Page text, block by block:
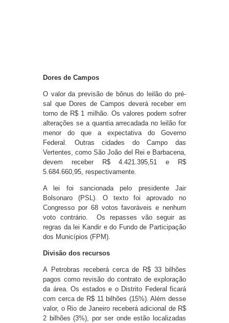
Dores de Campos
O valor da previsão de bônus do leilão do pré-
sal que Dores de Campos deverá receber em
torno de R$ 1 milhão. Os valores podem sofrer
alterações se a quantia arrecadada no leilão for
menor do que a expectativa do Governo
Federal. Outras cidades do Campo das
Vertentes, como São João del Rei e Barbacena,
devem receber R$ 4.421.395,51 e R$
5.684.660,95, respectivamente.
A lei foi sancionada pelo presidente Jair
Bolsonaro (PSL). O texto foi aprovado no
Congresso por 68 votos favoráveis e nenhum
voto contrário. Os repasses vão seguir as
regras da lei Kandir e do Fundo de Participação
dos Municípios (FPM).
Divisão dos recursos
A Petrobras receberá cerca de R$ 33 bilhões
pagos como revisão do contrato de exploração
da área. Os estados e o Distrito Federal ficará
com cerca de R$ 11 bilhões (15%). Além desse
valor, o Rio de Janeiro receberá adicional de R$
2 bilhões (3%), por ser onde estão localizadas